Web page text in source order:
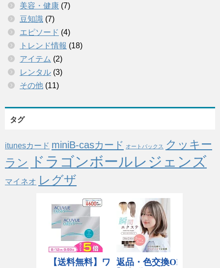
美容・健康 (7)
豆知識 (7)
エピソード (4)
トレンド情報 (18)
アイテム (2)
レンタル (3)
その他 (11)
タグ
itunesカード miniB-casカード オートバックス
クッキー
ラン
ドラゴンボールレジェンズ
マイネオ レグザ